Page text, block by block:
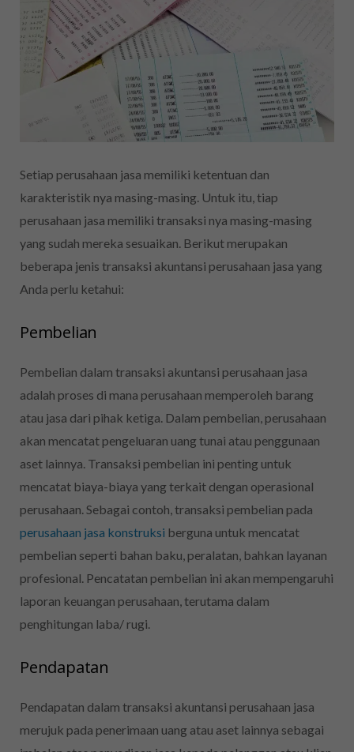
Setiap perusahaan jasa memiliki ketentuan dan
karakteristik nya masing-masing. Untuk itu, tiap
perusahaan jasa memiliki transaksi nya masing-masing
yang sudah mereka sesuaikan. Berikut merupakan
beberapa jenis transaksi akuntansi perusahaan jasa yang
Anda perlu ketahui:
Pembelian
Pembelian dalam transaksi akuntansi perusahaan jasa
adalah proses di mana perusahaan memperoleh barang
atau jasa dari pihak ketiga. Dalam pembelian, perusahaan
akan mencatat pengeluaran uang tunai atau penggunaan
aset lainnya. Transaksi pembelian ini penting untuk
mencatat biaya-biaya yang terkait dengan operasional
perusahaan. Sebagai contoh, transaksi pembelian pada
perusahaan jasa konstruksi berguna untuk mencatat
pembelian seperti bahan baku, peralatan, bahkan layanan
profesional. Pencatatan pembelian ini akan mempengaruhi
laporan keuangan perusahaan, terutama dalam
penghitungan laba/ rugi.
Pendapatan
Pendapatan dalam transaksi akuntansi perusahaan jasa
merujuk pada penerimaan uang atau aset lainnya sebagai